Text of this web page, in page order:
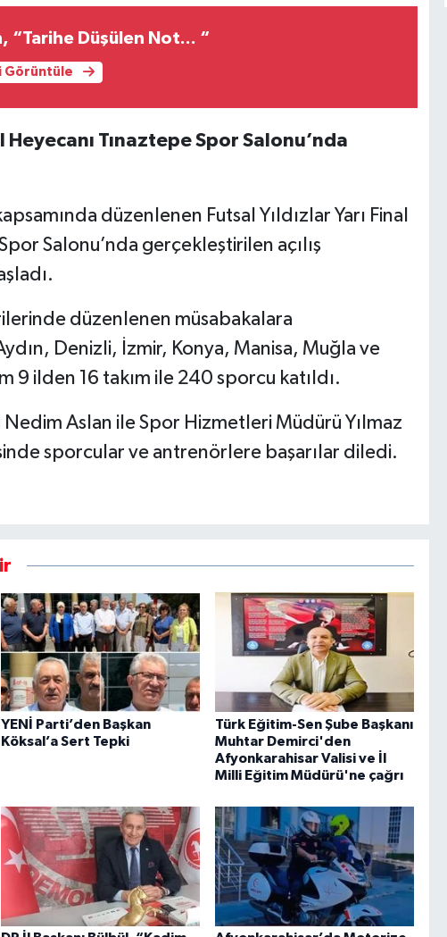
“Tarihe Düşülen Not... “
Görüntüle
Heyecanı Tınaztepe Spor Salonu’nda
düzenlenen Futsal Yıldızlar Yarı Final
Salonu’nda gerçekleştirilen açılış
düzenlenen müsabakalara
Denizli, İzmir, Konya, Manisa, Muğla ve
9 ilden 16 takım ile 240 sporcu katıldı.
Aslan ile Spor Hizmetleri Müdürü Yılmaz
sporcular ve antrenörlere başarılar diledi.
YENİ Parti’den Başkan
Köksal’a Sert Tepki
Türk Eğitim-Sen Şube Başkanı
Muhtar Demirci'den
Afyonkarahisar Valisi ve İl
Milli Eğitim Müdürü'ne çağrı